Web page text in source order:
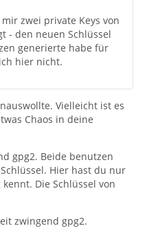
zwei private Keys von
- den neuen Schlüssel
generierte habe für
hier nicht.
Vielleicht ist es
Chaos in deine
gpg2. Beide benutzen
Hier hast du nur
Die Schlüssel von
zwingend gpg2.